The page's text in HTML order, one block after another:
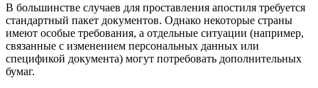
В большинстве случаев для проставления апостиля требуется
стандартный пакет документов. Однако некоторые страны
имеют особые требования, а отдельные ситуации (например,
связанные с изменением персональных данных или
спецификой документа) могут потребовать дополнительных
бумаг.